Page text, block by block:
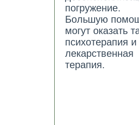
погружение.
Большую
могут оказать
психотерапия и
лекарственная
терапия.